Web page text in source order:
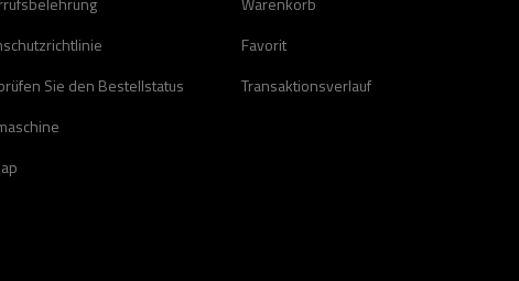
Sie den Bestellstatus
Favorit
Transaktionsverlauf